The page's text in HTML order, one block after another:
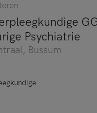
Psychiatrie
, Bussum